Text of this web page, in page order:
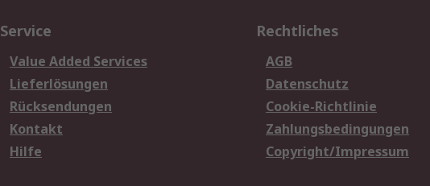
Service
Value Added Services
Lieferlösungen
Rücksendungen
Kontakt
Hilfe
Rechtliches
AGB
Datenschutz
Cookie-Richtlinie
Zahlungsbedingungen
Copyright/Impressum